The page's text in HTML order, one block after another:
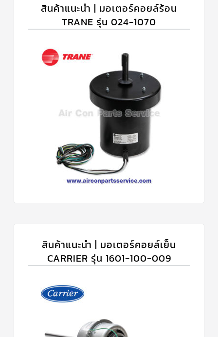
สินค้าแนะนำ | มอเตอร์คอยล์ร้อน
TRANE รุ่น 024-1070
สินค้าแนะนำ | มอเตอร์คอยล์เย็น
CARRIER รุ่น 1601-100-009